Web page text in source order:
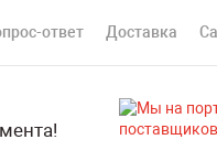
ответ Доставка